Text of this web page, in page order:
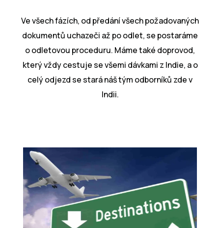
Ve všech fázích, od předání všech požadovaných
dokumentů uchazeči až po odlet, se postaráme
o odletovou proceduru. Máme také doprovod,
který vždy cestuje se všemi dávkami z Indie, a o
celý odjezd se stará náš tým odborníků zde v
Indii.